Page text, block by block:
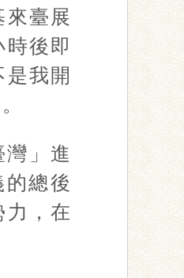
臺展
後即
我開
」進
總後
力，在